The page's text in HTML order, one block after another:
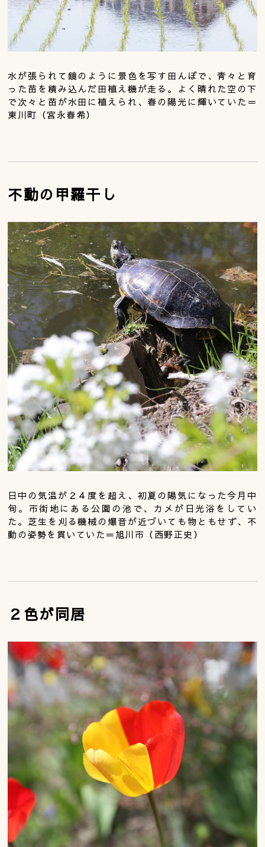
水が張られて鏡のように景色を写す田んぼで、青々と育
った苗を積み込んだ田植え機が走る。よく晴れた空の下
で次々と苗が水田に植えられ、春の陽光に輝いていた＝
東川町（宮永春希）
不動の甲羅干し
日中の気温が２４度を超え、初夏の陽気になった今月中
旬。市街地にある公園の池で、カメが日光浴をしてい
た。芝生を刈る機械の爆音が近づいても物ともせず、不
動の姿勢を貫いていた＝旭川市（西野正史）
２色が同居